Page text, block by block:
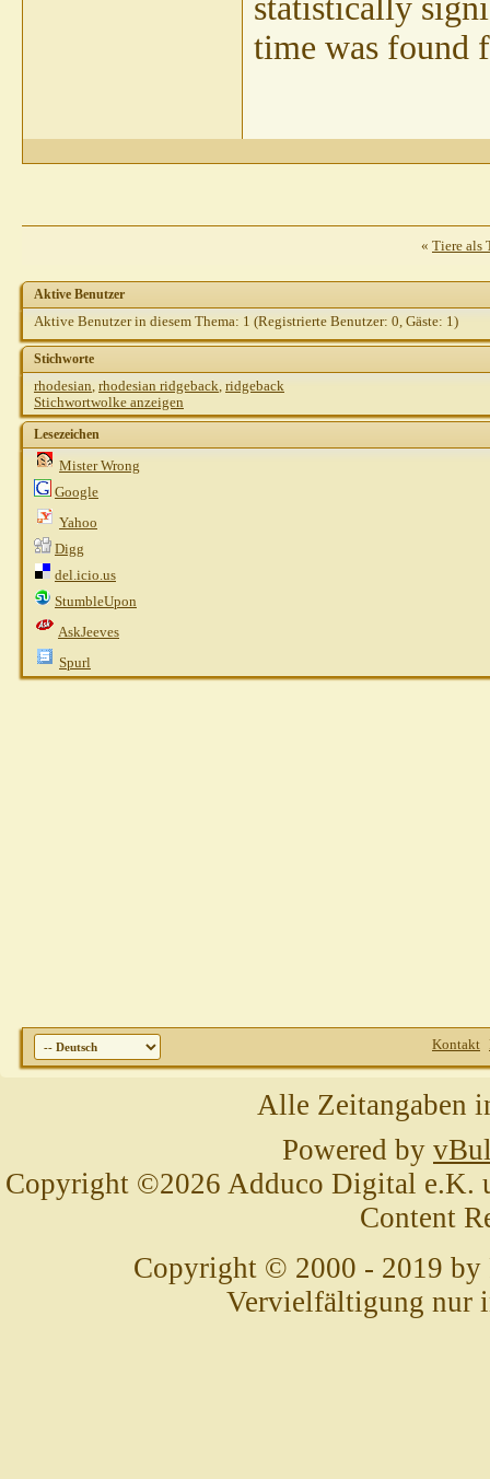
statistically
time was found
« Tiere als
Aktive Benutzer
Aktive Benutzer in diesem Thema: 1 (Registrierte Benutzer: 0, Gäste: 1)
Stichworte
rhodesian, rhodesian ridgeback, ridgeback
Stichwortwolke anzeigen
Lesezeichen
Mister Wrong
Google
Yahoo
Digg
del.icio.us
StumbleUpon
AskJeeves
Spurl
Kontakt
Alle Zeitangaben
Powered by
Copyright ©2026 Adduco Digital e.K.
Content
Copyright © 2000 - 2019 by
Vervielfältigung nur